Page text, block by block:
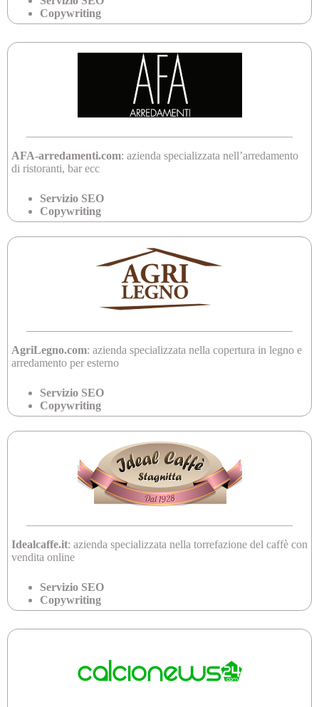
Copywriting
AFA-arredamenti.com: azienda specializzata nell’arredamento
di ristoranti, bar ecc
Servizio SEO
Copywriting
AgriLegno.com: azienda specializzata nella copertura in legno e
arredamento per esterno
Servizio SEO
Copywriting
Idealcaffe.it: azienda specializzata nella torrefazione del caffè con
vendita online
Servizio SEO
Copywriting